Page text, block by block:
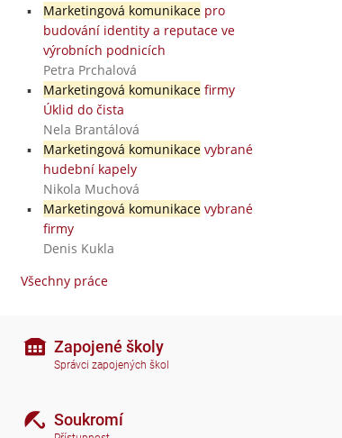
Marketingová komunikacepro
budování identity a reputace ve
výrobních podnicích
Petra Prchalová
Marketingová komunikacefirmy
Úklid do čista
Nela Brantálová
Marketingová komunikacevybrané
hudební kapely
Nikola Muchová
Marketingová komunikacevybrané
firmy
Denis Kukla
Všechny práce
Zapojené školy
Správci zapojených škol
Soukromí